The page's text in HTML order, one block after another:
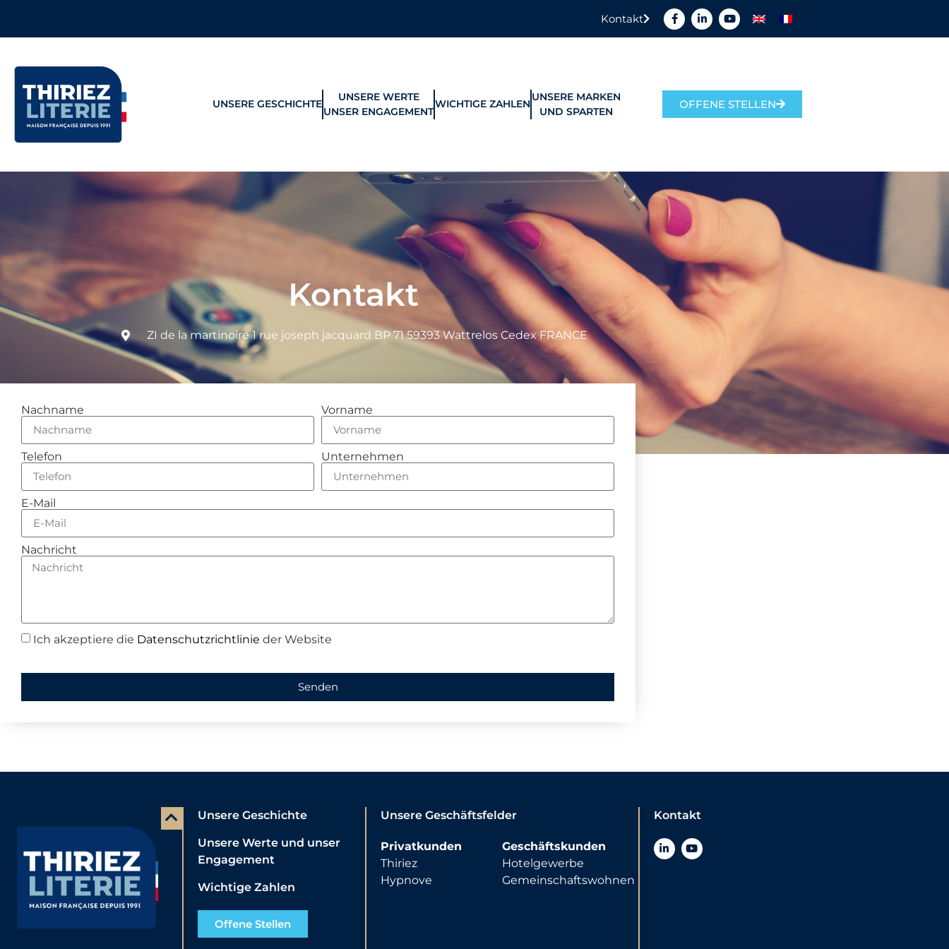
Kontakt
UNSERE GESCHICHTE
UNSERE WERTE
UNSER ENGAGEMENT
WICHTIGE ZAHLEN
UNSERE MARKEN
UND SPARTEN
OFFENE STELLEN
Kontakt
ZI de la martinoire 1 rue joseph jacquard BP 71 59393 Wattrelos Cedex FRANCE
Nachname Vorname
Telefon Unternehmen
E-Mail
Nachricht
Ich akzeptiere die Datenschutzrichtlinie der Website
Senden
Unsere Geschichte
Unsere Werte und unser
Engagement
Wichtige Zahlen
Offene Stellen
Unsere Geschäftsfelder
Privatkunden
Thiriez
Hypnove
Geschäftskunden
Hotelgewerbe
Gemeinschaftswohnen
Kontakt